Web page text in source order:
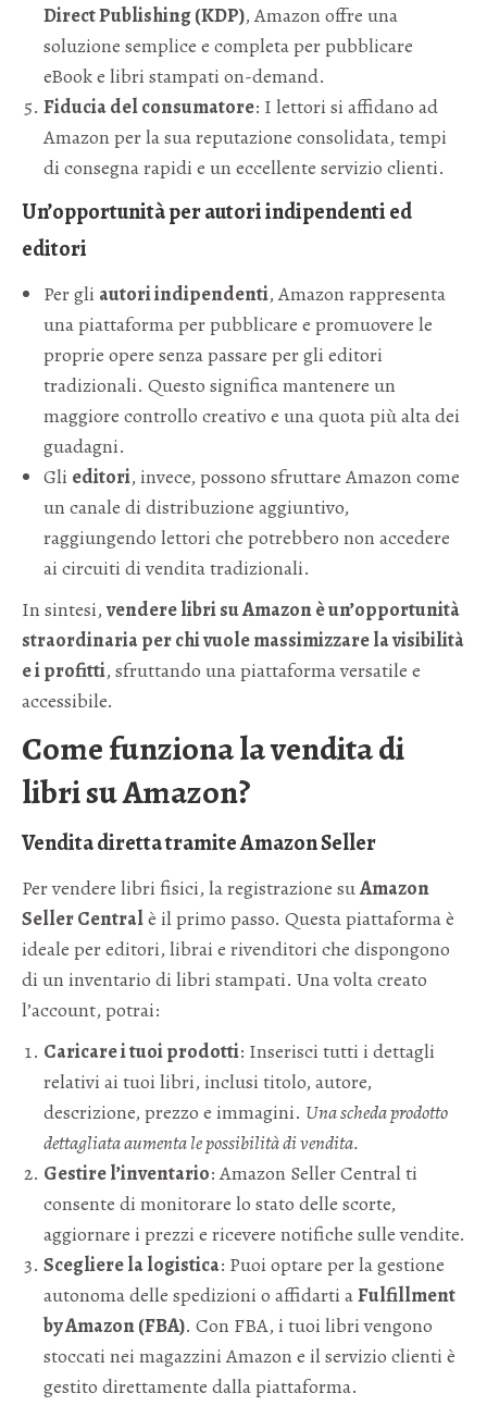
Direct Publishing (KDP), Amazon offre una
soluzione semplice e completa per pubblicare
eBook e libri stampati on-demand.
Fiducia del consumatore: I lettori si affidano ad
Amazon per la sua reputazione consolidata, tempi
di consegna rapidi e un eccellente servizio clienti.
Un’opportunità per autori indipendenti ed
editori
Per gli autori indipendenti, Amazon rappresenta
una piattaforma per pubblicare e promuovere le
proprie opere senza passare per gli editori
tradizionali. Questo significa mantenere un
maggiore controllo creativo e una quota più alta dei
guadagni.
Gli editori, invece, possono sfruttare Amazon come
un canale di distribuzione aggiuntivo,
raggiungendo lettori che potrebbero non accedere
ai circuiti di vendita tradizionali.
In sintesi, vendere libri su Amazon è un’opportunità
straordinaria per chi vuole massimizzare la visibilità
e i profitti, sfruttando una piattaforma versatile e
accessibile.
Come funziona la vendita di
libri su Amazon?
Vendita diretta tramite Amazon Seller
Per vendere libri fisici, la registrazione suAmazon
Seller Centralè il primo passo. Questa piattaforma è
ideale per editori, librai e rivenditori che dispongono
di un inventario di libri stampati. Una volta creato
l’account, potrai:
Caricare i tuoi prodotti: Inserisci tutti i dettagli
relativi ai tuoi libri, inclusi titolo, autore,
descrizione, prezzo e immagini. Una scheda prodotto
dettagliata aumenta le possibilità di vendita.
Gestire l’inventario: Amazon Seller Central ti
consente di monitorare lo stato delle scorte,
aggiornare i prezzi e ricevere notifiche sulle vendite.
Scegliere la logistica: Puoi optare per la gestione
autonoma delle spedizioni o affidarti aFulfillment
by Amazon (FBA). Con FBA, i tuoi libri vengono
stoccati nei magazzini Amazon e il servizio clienti è
gestito direttamente dalla piattaforma.